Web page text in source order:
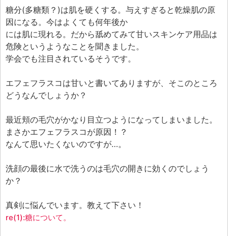
糖分(多糖類？)は肌を硬くする。与えすぎると乾燥肌の原
因になる。今はよくても何年後か
には肌に現れる。だから舐めてみて甘いスキンケア用品は
危険というようなことを聞きました。
学会でも注目されているそうです。
エフェフラスコは甘いと書いてありますが、そこのところ
どうなんでしょうか？
最近頬の毛穴がかなり目立つようになってしまいました。
まさかエフェフラスコが原因！？
なんて思いたくないのですが…。
洗顔の最後に水で洗うのは毛穴の開きに効くのでしょう
か？
真剣に悩んでいます。教えて下さい！
re(1):糖について。